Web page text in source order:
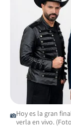
Hoy es la gran
verla en vivo.